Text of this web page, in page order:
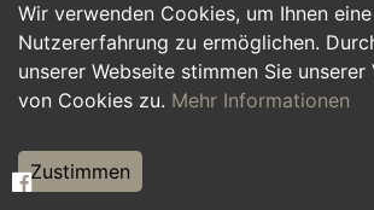
Wir verwenden Cookies, um Ihnen
Nutzererfahrung zu ermöglichen.
unserer Webseite stimmen Sie unserer
von Cookies zu. Mehr Informationen
Zustimmen
Personalwesen Assistenz,
Hilfskräfte, Aushilfs- und Nebenjobs
Weiterbildung, Studium, duale